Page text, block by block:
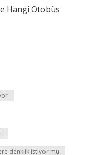
Hangi Otobüs
denklik istiyor mu